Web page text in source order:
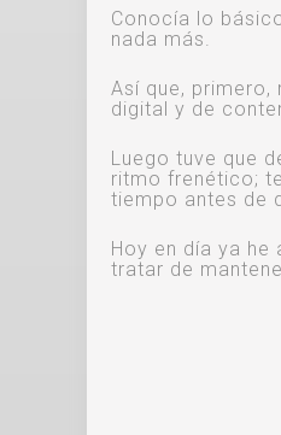
Conocía lo
nada más.
Así que,
digital y de
Luego tuve que
ritmo frenético;
tiempo antes de
Hoy en día ya
tratar de